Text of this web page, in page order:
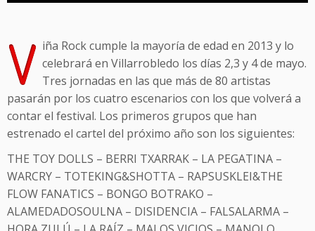
V iña Rock cumple la mayoría de edad en 2013 y lo
celebrará en Villarrobledo los días 2,3 y 4 de mayo.
Tres jornadas en las que más de 80 artistas
pasarán por los cuatro escenarios con los que volverá a
contar el festival. Los primeros grupos que han
estrenado el cartel del próximo año son los siguientes:
THE TOY DOLLS – BERRI TXARRAK – LA PEGATINA –
WARCRY – TOTEKING&SHOTTA – RAPSUSKLEI&THE
FLOW FANATICS – BONGO BOTRAKO –
ALAMEDADOSOULNA – DISIDENCIA – FALSALARMA –